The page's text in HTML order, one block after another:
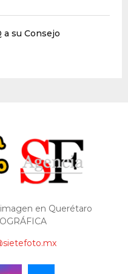
a su Consejo
en Querétaro